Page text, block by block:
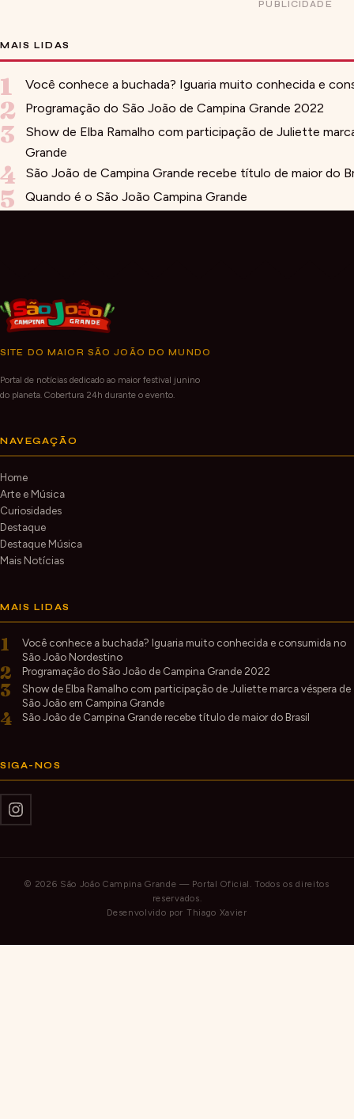
PUBLICIDADE
MAIS LIDAS
1 Você conhece a buchada? Iguaria muito conhecida e
2 Programação do São João de Campina Grande 2022
3
Show de Elba Ramalho com participação de Juliette
Grande
4 São João de Campina Grande recebe título de maior do
5 Quando é o São João Campina Grande
SITE DO MAIOR SÃO JOÃO DO MUNDO
Portal de notícias dedicado ao maior festival junino
do planeta. Cobertura 24h durante o evento.
NAVEGAÇÃO
Home
Arte e Música
Curiosidades
Destaque
Destaque Música
Mais Notícias
MAIS LIDAS
1
Você conhece a buchada? Iguaria muito conhecida e consumida no
São João Nordestino
2 Programação do São João de Campina Grande 2022
3
Show de Elba Ramalho com participação de Juliette marca véspera de
São João em Campina Grande
4 São João de Campina Grande recebe título de maior do Brasil
SIGA-NOS
© 2026 São João Campina Grande — Portal Oficial. Todos os direitos
reservados.
Desenvolvido por Thiago Xavier